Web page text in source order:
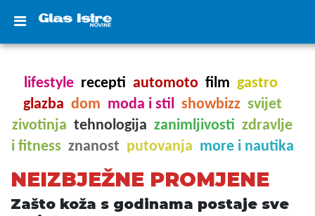
lifestyle recepti automoto film gastro
glazba dom moda i stil showbizz svijet
zivotinja tehnologija zanimljivosti zdravlje
i fitness znanost putovanja more i nautika
NEIZBJEŽNE PROMJENE
Zašto koža s godinama postaje sve